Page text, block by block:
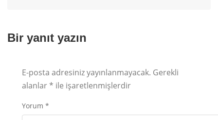
Bir yanıt yazın
E-posta adresiniz yayınlanmayacak. Gerekli
alanlar * ile işaretlenmişlerdir
Yorum *